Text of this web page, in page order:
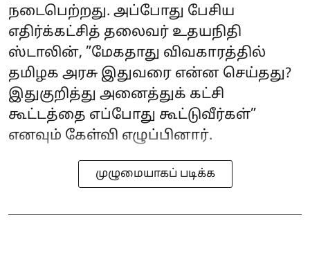
நடைபெற்றது. அப்போது பேசிய
எதிர்க்கட்சித் தலைவர் உதயநிதி
ஸ்டாலின், ”மேகதாது விவகாரத்தில்
தமிழக அரசு இதுவரை என்ன செய்தது?
இதுகுறித்து அனைத்துக் கட்சி
கூட்டத்தை எப்போது கூட்டுவீர்கள்”
எனவும் கேள்வி எழுப்பினார்.
முழுமையாகப் படிக்க